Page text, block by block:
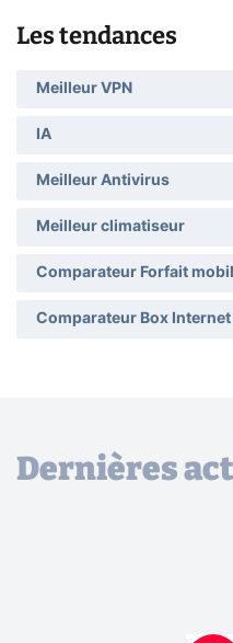
Les tendances
Meilleur VPN
IA
Meilleur Antivirus
Meilleur climatiseur
Comparateur Forfait
Comparateur Box Internet
Dernières